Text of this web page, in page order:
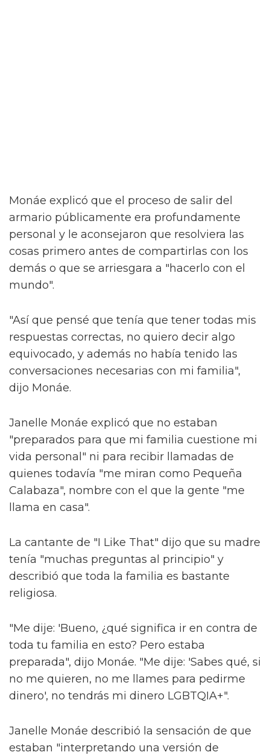
Monáe explicó que el proceso de salir del
armario públicamente era profundamente
personal y le aconsejaron que resolviera las
cosas primero antes de compartirlas con los
demás o que se arriesgara a "hacerlo con el
mundo".
"Así que pensé que tenía que tener todas mis
respuestas correctas, no quiero decir algo
equivocado, y además no había tenido las
conversaciones necesarias con mi familia",
dijo Monáe.
Janelle Monáe explicó que no estaban
"preparados para que mi familia cuestione mi
vida personal" ni para recibir llamadas de
quienes todavía "me miran como Pequeña
Calabaza", nombre con el que la gente "me
llama en casa".
La cantante de "I Like That" dijo que su madre
tenía "muchas preguntas al principio" y
describió que toda la familia es bastante
religiosa.
"Me dije: 'Bueno, ¿qué significa ir en contra de
toda tu familia en esto? Pero estaba
preparada", dijo Monáe. "Me dije: 'Sabes qué, si
no me quieren, no me llames para pedirme
dinero', no tendrás mi dinero LGBTQIA+".
Janelle Monáe describió la sensación de que
estaban "interpretando una versión de